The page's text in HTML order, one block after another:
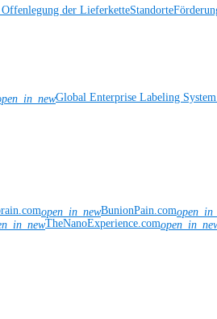
der LieferketteStandorte
Global Enterprise Labeling
open_in_newBunionPain.com
TheNanoExperience.com